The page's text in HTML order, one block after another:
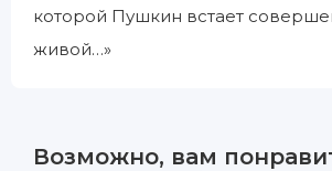
которой Пушкин встает
живой…»
Возможно, вам